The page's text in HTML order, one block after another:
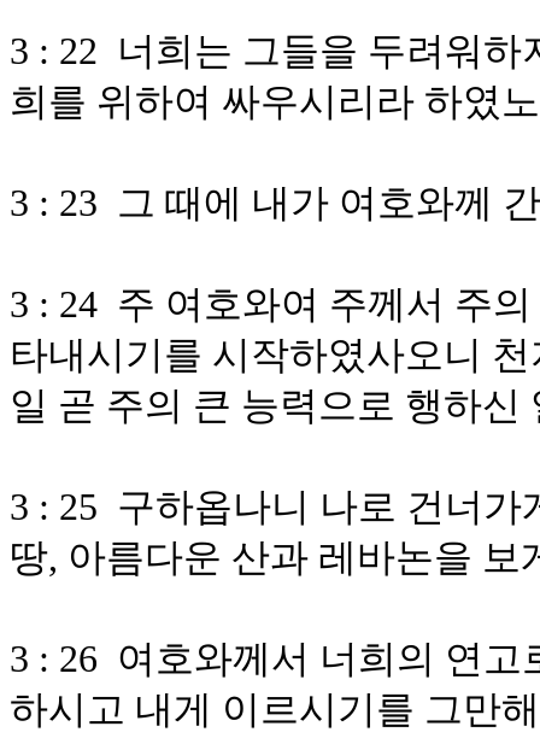
3 : 22 너희는 그들을 두려워
희를 위하여 싸우시리라 하였
3 : 23 그 때에 내가 여호와께
3 : 24 주 여호와여 주께서 주
타내시기를 시작하였사오니
일 곧 주의 큰 능력으로 행하
3 : 25 구하옵나니 나로 건너
땅, 아름다운 산과 레바논을 보
3 : 26 여호와께서 너희의 연
하시고 내게 이르시기를 그만